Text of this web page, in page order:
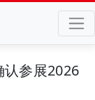
认参展2026